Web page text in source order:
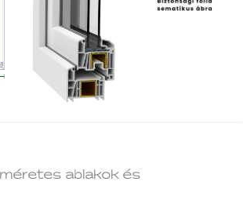
ablakok és